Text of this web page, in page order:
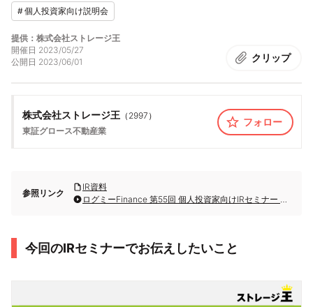
#個人投資家向け説明会
提供：株式会社ストレージ王
開催日 2023/05/27
公開日 2023/06/01 クリップ
株式会社ストレージ王 （ 2997 ）
東証グロース不動産業
フォロー
参照リンク
IR資料
ログミーFinance 第55回 個人投資家向けIRセミナー Zoom ウェビナー 第3部・株式会社ストレージ王
今回のIRセミナーでお伝えしたいこと